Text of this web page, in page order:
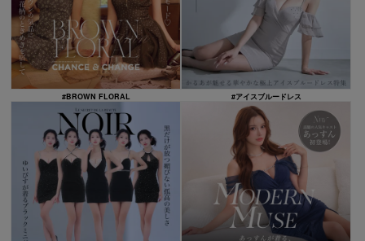
#BROWN FLORAL #アイスブルードレス